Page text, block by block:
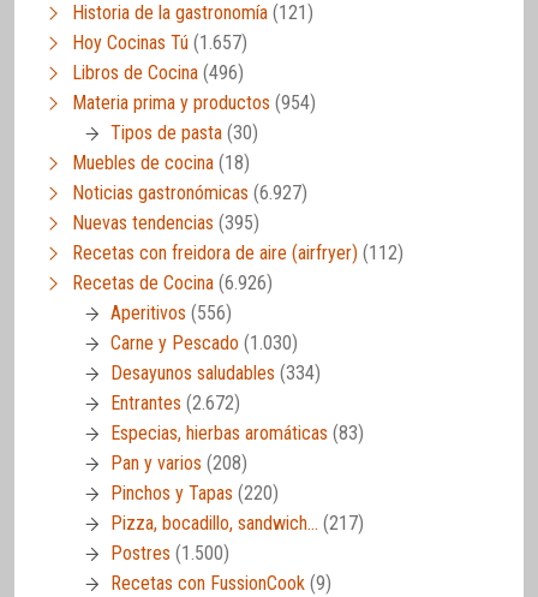
Historia de la gastronomía (121)
Hoy Cocinas Tú (1.657)
Libros de Cocina (496)
Materia prima y productos (954)
Tipos de pasta (30)
Muebles de cocina (18)
Noticias gastronómicas (6.927)
Nuevas tendencias (395)
Recetas con freidora de aire (airfryer) (112)
Recetas de Cocina (6.926)
Aperitivos (556)
Carne y Pescado (1.030)
Desayunos saludables (334)
Entrantes (2.672)
Especias, hierbas aromáticas (83)
Pan y varios (208)
Pinchos y Tapas (220)
Pizza, bocadillo, sandwich… (217)
Postres (1.500)
Recetas con FussionCook (9)